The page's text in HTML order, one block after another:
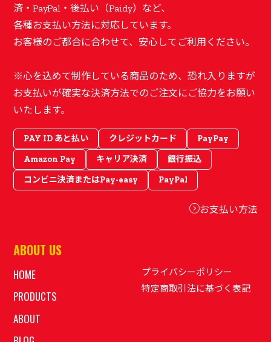
済・PayPal・後払い（Paidy）など、
各種お支払い方法に対応しています。
お客様のご都合に合わせて、安心してご利用ください。
※心を込めて制作している商品のため、恐れ入りますが
お支払いが確実な決済方法でのご注文にご協力をお願い
いたします。
PAY ID あと払い クレジットカード
PayPay
Amazon Pay
キャリア決済
銀行振込
コンビニ決済またはPay-easy
PayPal
お支払い方法
ABOUT US
HOME
PRODUCTS
ABOUT
プライバシーポリシー
特定商取引法に基づく表記